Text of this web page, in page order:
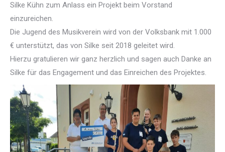
Silke Kühn zum Anlass ein Projekt beim Vorstand
einzureichen.
Die Jugend des Musikverein wird von der Volksbank mit 1.000
€ unterstützt, das von Silke seit 2018 geleitet wird.
Hierzu gratulieren wir ganz herzlich und sagen auch Danke an
Silke für das Engagement und das Einreichen des Projektes.